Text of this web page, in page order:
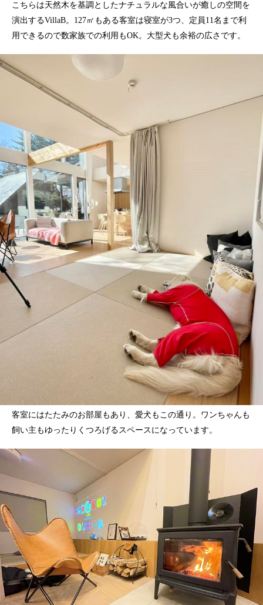
こちらは天然木を基調としたナチュラルな風合いが癒しの空間を
演出するVillaB。127㎡もある客室は寝室が3つ、定員11名まで利
用できるので数家族での利用もOK。大型犬も余裕の広さです。
客室にはたたみのお部屋もあり、愛犬もこの通り。ワンちゃんも
飼い主もゆったりくつろげるスペースになっています。